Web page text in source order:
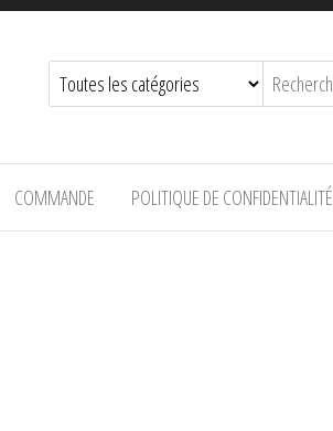
COMMANDE POLITIQUE DE CONFIDENTIALITÉ